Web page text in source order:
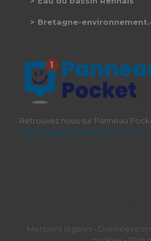
Bretagne-
Retrouvez nous sur Panneau
https://app.panneaupocket.com/
Mentions légales - Données